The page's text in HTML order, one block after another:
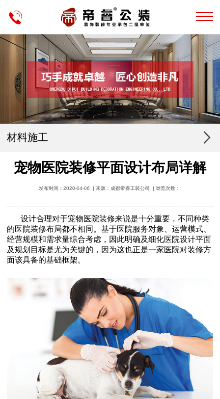
材料施工
宠物医院装修平面设计布局详解
发布时间：2020-04-06 | 来源：成都帝睿工装公司 | 浏览次数：
设计合理对于宠物医院装修来说是十分重要，不同种类
的医院装修布局都不相同。基于医院服务对象、运营模式、
经营规模和需求量综合考虑，因此明确及细化医院设计平面
及规划目标是尤为关键的，因为这也正是一家医院对装修方
面该具备的基础框架。